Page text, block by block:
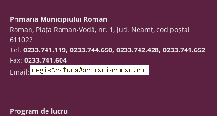
Primăria Municipiului Roman
Roman, Piaţa Roman-Vodă, nr. 1, jud. Neamţ, cod poştal
611022
Tel. 0233.741.119, 0233.744.650, 0233.742.428, 0233.741.652
Fax: 0233.741.604
Email:
Program de lucru